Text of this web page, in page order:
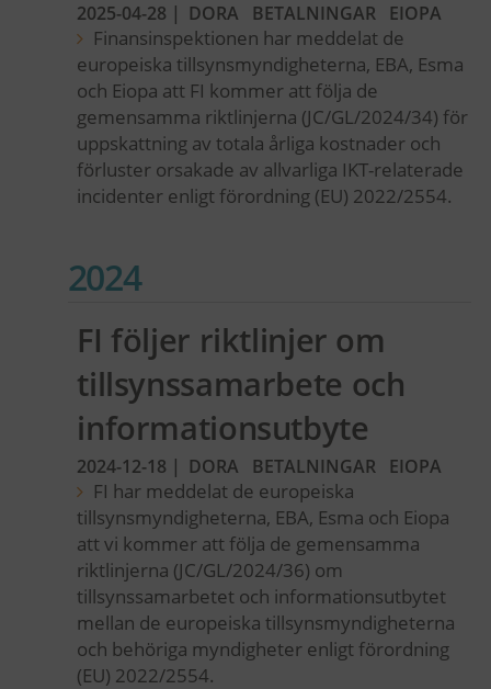
2025-04-28 | DORA BETALNINGAR EIOPA
Finansinspektionen har meddelat de
europeiska tillsynsmyndigheterna, EBA, Esma
och Eiopa att FI kommer att följa de
gemensamma riktlinjerna (JC/GL/2024/34) för
uppskattning av totala årliga kostnader och
förluster orsakade av allvarliga IKT-relaterade
incidenter enligt förordning (EU) 2022/2554.
2024
FI följer riktlinjer om
tillsynssamarbete och
informationsutbyte
2024-12-18 | DORA BETALNINGAR EIOPA
FI har meddelat de europeiska
tillsynsmyndigheterna, EBA, Esma och Eiopa
att vi kommer att följa de gemensamma
riktlinjerna (JC/GL/2024/36) om
tillsynssamarbetet och informationsutbytet
mellan de europeiska tillsynsmyndigheterna
och behöriga myndigheter enligt förordning
(EU) 2022/2554.